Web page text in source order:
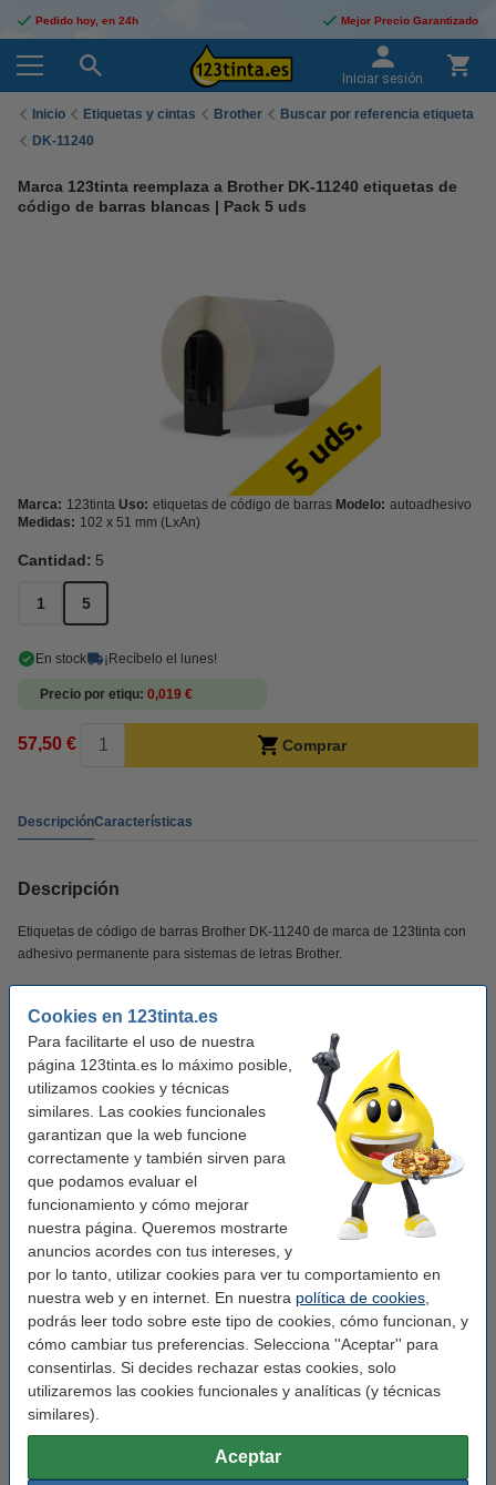
Cookies en 123tinta.es
Para facilitarte el uso de nuestra
página 123tinta.es lo máximo posible,
utilizamos cookies y técnicas
similares. Las cookies funcionales
garantizan que la web funcione
correctamente y también sirven para
que podamos evaluar el
funcionamiento y cómo mejorar
nuestra página. Queremos mostrarte
anuncios acordes con tus intereses, y
por lo tanto, utilizar cookies para ver tu comportamiento en
nuestra web y en internet. En nuestra política de cookies
podrás leer todo sobre este tipo de cookies, cómo funcionan, y
cómo cambiar tus preferencias. Selecciona ''Aceptar'' para
consentirlas. Si decides rechazar estas cookies, solo
utilizaremos las cookies funcionales y analíticas (y técnicas
similares).
Aceptar
Pedido hoy, en 24h Mejor Precio Garantizado
Iniciar sesión
Inicio Etiquetas y cintas Brother
Buscar por referencia etiqueta
DK-11240
Marca 123tinta reemplaza a Brother DK-11240 etiquetas de
código de barras blancas | Pack 5 uds
Marca: 123tinta Uso: etiquetas de código de barras Modelo: autoadhesivo
Medidas: 102 x 51 mm (LxAn)
Cantidad: 5
1 5
En stock ¡Recíbelo el lunes!
Precio por etiqu 0,019 €
57,50 € Comprar
DescripciónCaracterísticas
Descripción
Etiquetas de código de barras Brother DK-11240 de marca de 123tinta con
adhesivo permanente para sistemas de letras Brother.
Este producto marca 123tinta incluye garantía del 100%. 1-2-3 ¡sin preocupaciones!
Características
Marca: 123tinta
Uso: etiquetas de código de barras
Modelo: autoadhesivo
Medidas: 102 x 51 mm (LxAn)
Cantidad: 600 etiquetas
Rollos: 5 rollo
Consejo
Le recomendamos que compre estas etiquetas en lugar de las
etiquetas originales.